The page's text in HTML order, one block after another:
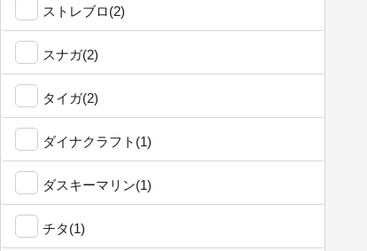
ストレブロ(2)
スナガ(2)
タイガ(2)
ダイナクラフト(1)
ダスキーマリン(1)
チタ(1)